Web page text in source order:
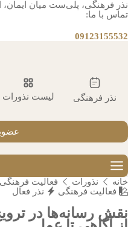
نذر فرهنگی، پلی‌ست میان ایمان،
تماس با ما:
09123155532
نذر فرهنگی لیست نذورات
خانه نذورات فعالیت فرهنگی
فعالیت فرهنگی
نذر فعال
نقش رسانه‌ها در